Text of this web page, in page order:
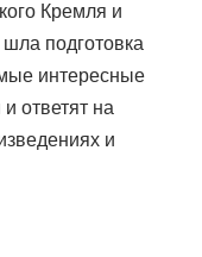
Кремля и
подготовка
интересные
ответят на
и